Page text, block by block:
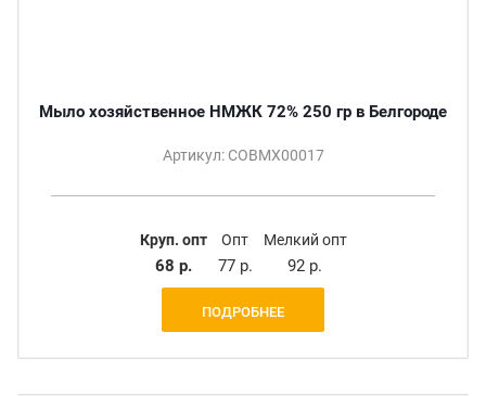
Мыло хозяйственное НМЖК 72% 250 гр в Белгороде
Артикул: СОВМХ00017
Круп. опт
68 р.
Опт
77 р.
Мелкий опт
92 р.
ПОДРОБНЕЕ